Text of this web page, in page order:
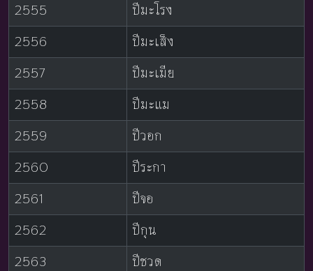
2555
ปีมะโรง
2556
ปีมะเส็ง
2557
ปีมะเมีย
2558
ปีมะแม
2559
ปีวอก
2560
ปีระกา
2561
ปีจอ
2562
ปีกุน
2563
ปีชวด